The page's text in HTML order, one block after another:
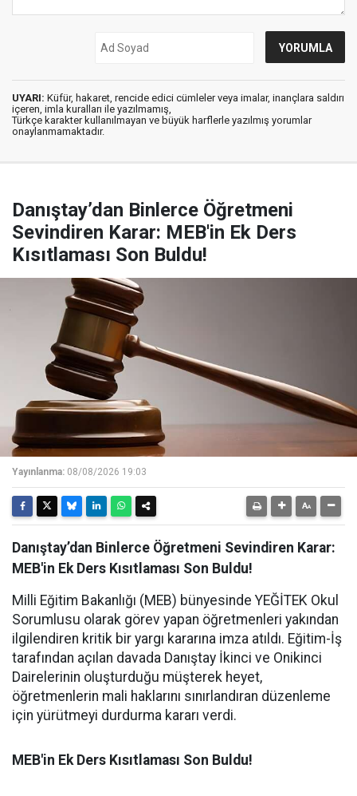
UYARI: Küfür, hakaret, rencide edici cümleler veya imalar, inançlara saldırı
içeren, imla kuralları ile yazılmamış,
Türkçe karakter kullanılmayan ve büyük harflerle yazılmış yorumlar
onaylanmamaktadır.
Danıştay’dan Binlerce Öğretmeni
Sevindiren Karar: MEB'in Ek Ders
Kısıtlaması Son Buldu!
Yayınlanma: 08/08/2026 19:03
Danıştay’dan Binlerce Öğretmeni Sevindiren Karar:
MEB'in Ek Ders Kısıtlaması Son Buldu!
Milli Eğitim Bakanlığı (MEB) bünyesinde YEĞİTEK Okul
Sorumlusu olarak görev yapan öğretmenleri yakından
ilgilendiren kritik bir yargı kararına imza atıldı. Eğitim-İş
tarafından açılan davada Danıştay İkinci ve Onikinci
Dairelerinin oluşturduğu müşterek heyet,
öğretmenlerin mali haklarını sınırlandıran düzenleme
için yürütmeyi durdurma kararı verdi.
MEB'in Ek Ders Kısıtlaması Son Buldu!